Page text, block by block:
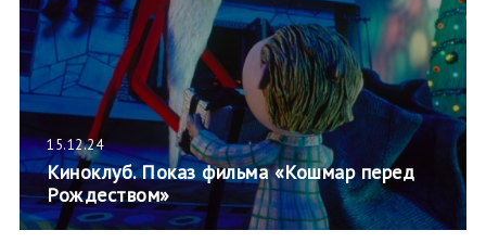
15.12.24
Киноклуб. Показ фильма «Кошмар перед
Рождеством»